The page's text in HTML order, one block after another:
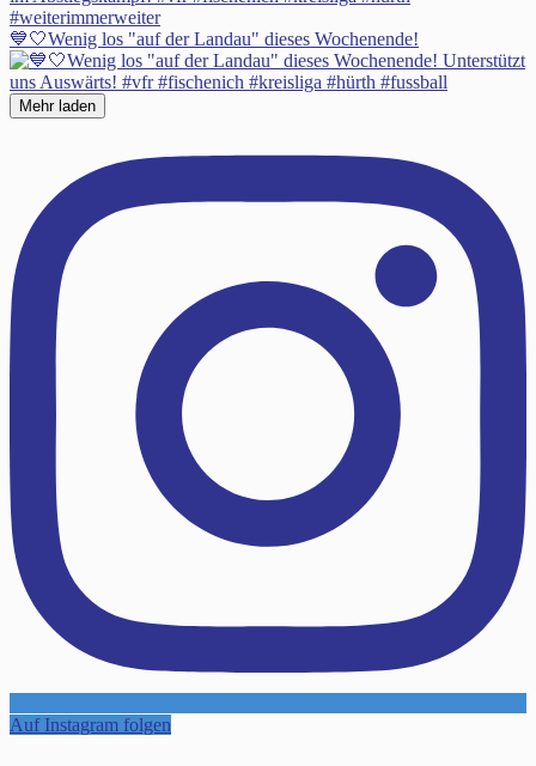
💙🤍Wenig los "auf der Landau" dieses Wochenende!
Mehr laden
Auf Instagram folgen